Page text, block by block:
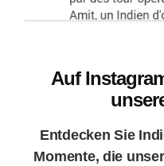
Auf
Entdecken Sie
Momente, die